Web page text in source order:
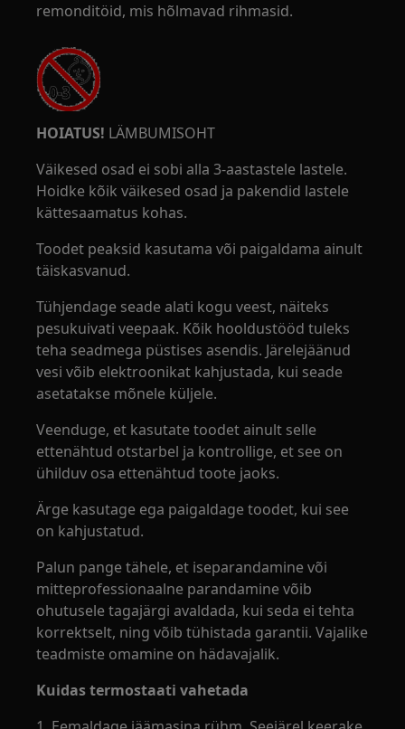
remonditöid, mis hõlmavad rihmasid.
HOIATUS! LÄMBUMISOHT
Väikesed osad ei sobi alla 3-aastastele lastele.
Hoidke kõik väikesed osad ja pakendid lastele
kättesaamatus kohas.
Toodet peaksid kasutama või paigaldama ainult
täiskasvanud.
Tühjendage seade alati kogu veest, näiteks
pesukuivati veepaak. Kõik hooldustööd tuleks
teha seadmega püstises asendis. Järelejäänud
vesi võib elektroonikat kahjustada, kui seade
asetatakse mõnele küljele.
Veenduge, et kasutate toodet ainult selle
ettenähtud otstarbel ja kontrollige, et see on
ühilduv osa ettenähtud toote jaoks.
Ärge kasutage ega paigaldage toodet, kui see
on kahjustatud.
Palun pange tähele, et iseparandamine või
mitteprofessionaalne parandamine võib
ohutusele tagajärgi avaldada, kui seda ei tehta
korrektselt, ning võib tühistada garantii. Vajalike
teadmiste omamine on hädavajalik.
Kuidas termostaati vahetada